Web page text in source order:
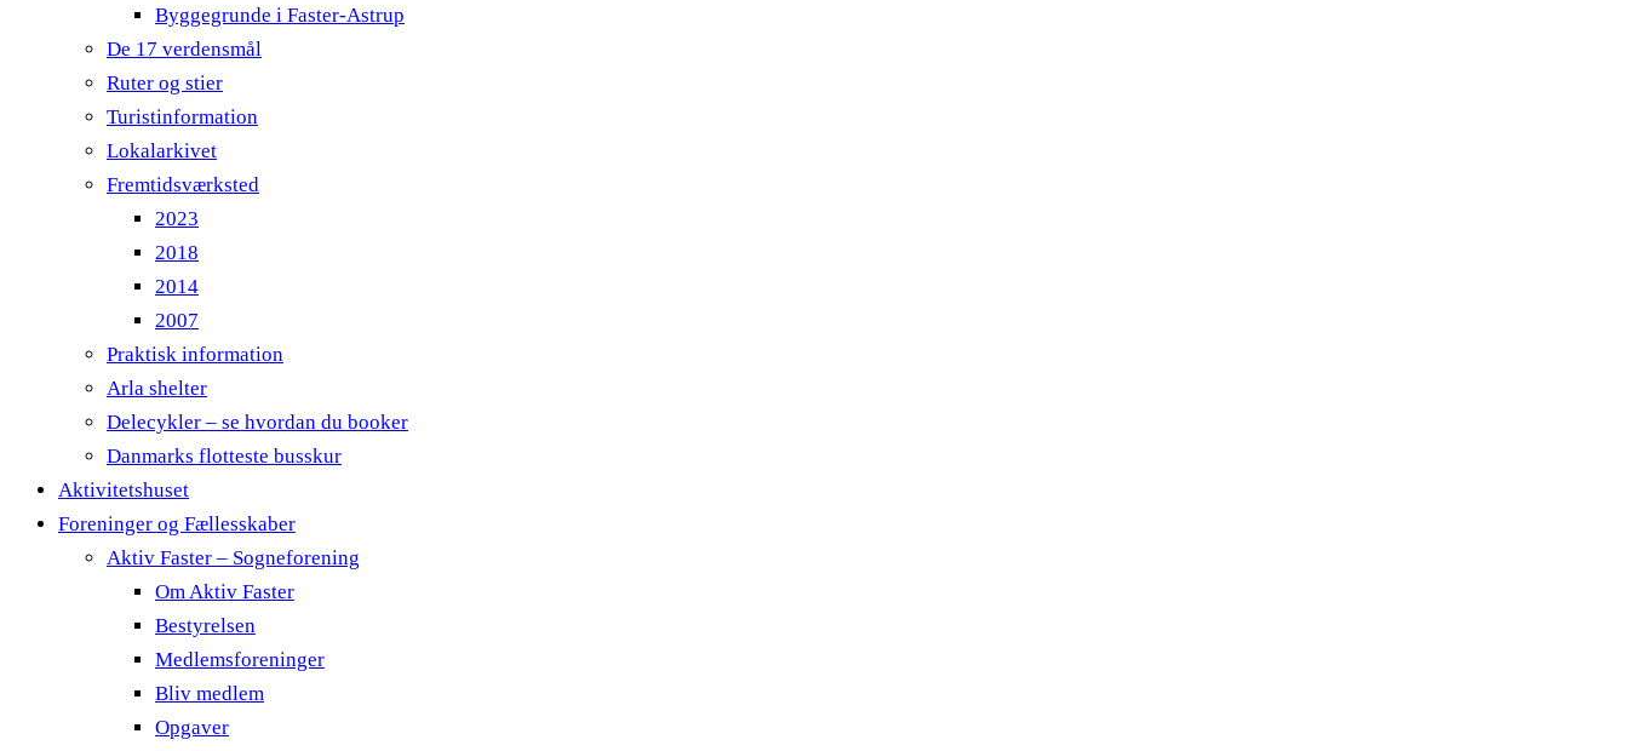
Byggegrunde i Faster-Astrup
De 17 verdensmål
Ruter og stier
Turistinformation
Lokalarkivet
Fremtidsværksted
2023
2018
2014
2007
Praktisk information
Arla shelter
Delecykler – se hvordan du booker
Danmarks flotteste busskur
Aktivitetshuset
Foreninger og Fællesskaber
Aktiv Faster – Sogneforening
Om Aktiv Faster
Bestyrelsen
Medlemsforeninger
Bliv medlem
Opgaver